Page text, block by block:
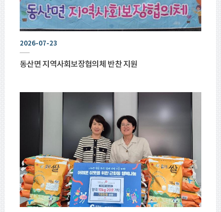
2026-07-23
동산면 지역사회보장협의체 반찬 지원